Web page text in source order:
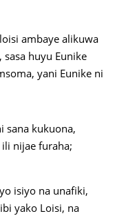
ambaye alikuwa
huyu Eunike
yani Eunike ni
sana kukuona,
nijae furaha;
isiyo na unafiki,
yako Loisi, na